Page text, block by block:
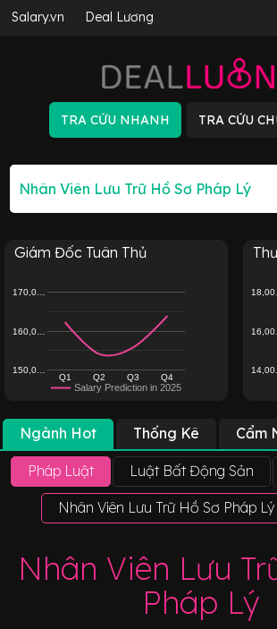
Salary.vn Deal Lương
Giám Đốc Tuân Thủ
Salary Prediction in 2025
Q1 Q2 Q3 Q4
150,0…
160,0…
170,0…
Ngành Hot Thống Kê Cẩm
Pháp Luật Luật Bất Động Sản
Nhân Viên Lưu Trữ Hồ Sơ Pháp Lý
Nhân Viên Lưu
Pháp Lý